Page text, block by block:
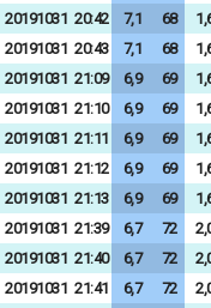
20191031 20:42 7,1 68
20191031 20:43 7,1 68
20191031 21:09 6,9 69
20191031 21:10 6,9 69
20191031 21:11 6,9 69
20191031 21:12 6,9 69
20191031 21:13 6,9 69
20191031 21:39 6,7 72
20191031 21:40 6,7 72
20191031 21:41 6,7 72